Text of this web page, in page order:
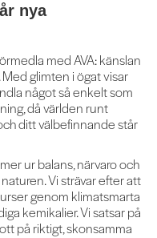
nya
med AVA: känslan
glimten i ögat visar
något så enkelt som
då världen runt
ditt välbefinnande står
ur balans, närvaro och
Vi strävar efter att
genom klimatsmarta
kemikalier. Vi satsar på
på riktigt, skonsamma